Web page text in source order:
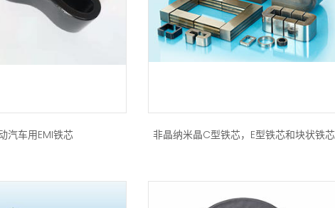
汽车用EMI铁芯 非晶纳米晶C型铁芯，E型铁芯和块状铁芯